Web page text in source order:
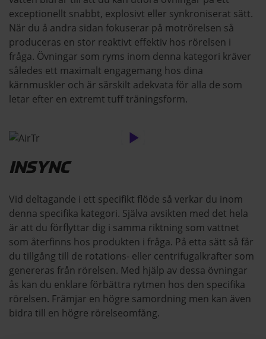
exceptionellt snabbt, explosivt eller synkroniserat sätt.
När du å andra sidan fokuserar på motrörelsen så
produceras en stor reaktivt effektiv hos rörelsen i
fråga. Övningar som ryms inom denna kategori kräver
således ett maximalt engagemang hos dina
kärnmuskler och är särskilt adekvata för alla de som
letar efter en extremt tuff träningsform.
INSYNC
Vid deltagande i ett specifikt flöde så verkar du inom
denna specifika kategori. Själva avsikten med det hela
är att du förflyttar dig i samma riktning som vattnet
som återfinns hos produkten i fråga. På etta sätt så får
du tillgång till de rotations- eller centrifugalkrafter som
genereras från rörelsen. Med hjälp av dessa övningar
ås kan du enklare förbättra rytmen hos den specifika
rörelsen. Främjar en högre samordning men kan även
bidra till en högre rörelseomfång.